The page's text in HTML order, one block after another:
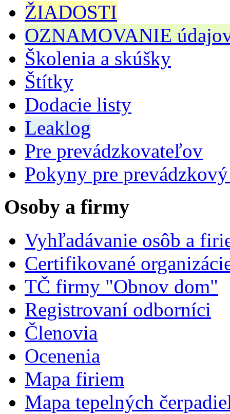
ŽIADOSTI
OZNAMOVANIE
Školenia a skúšky
Štítky
Dodacie listy
Leaklog
Pre prevádzkovateľov
Pokyny pre
Osoby a firmy
Vyhľadávanie osôb a
Certifikované
TČ firmy "Obnov dom"
Registrovaní odborníci
Členovia
Ocenenia
Mapa firiem
Mapa tepelných